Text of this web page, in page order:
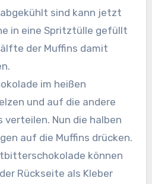
abgekühlt sind kann jetzt
in eine Spritztülle gefüllt
der Muffins damit
im heißen
und auf die andere
verteilen. Nun die halben
auf die Muffins drücken.
können
Rückseite als Kleber